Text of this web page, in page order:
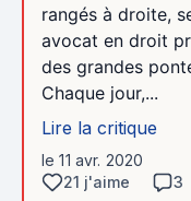
rangés à droite,
avocat en droit
des grandes
Chaque jour,...
Lire la critique
le 11 avr. 2020
21 j'aime
3